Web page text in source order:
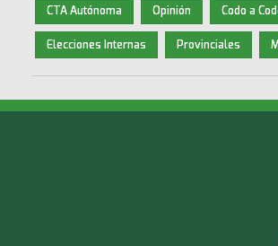
CTA Autónoma Opinión Codo a
Elecciones Internas Provinciales